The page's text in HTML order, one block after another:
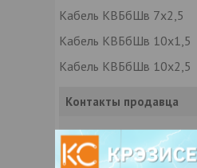
Кабель КВБбШв 7х2,5
Кабель КВБбШв 10х1,5
Кабель КВБбШв 10х2,5
Контакты продавца
Оставьте
кнопки "Заказать" и мы